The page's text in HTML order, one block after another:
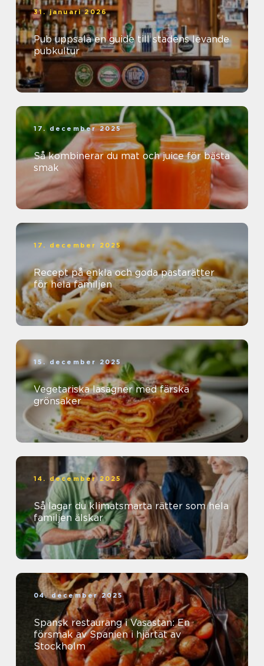
31. januari 2026
Pub uppsala en guide till stadens levande
pubkultur
17. december 2025
Så kombinerar du mat och juice för bästa
smak
17. december 2025
Recept på enkla och goda pastarätter
för hela familjen
15. december 2025
Vegetariska lasagner med färska
grönsaker
14. december 2025
Så lagar du klimatsmarta rätter som hela
familjen älskar
04. december 2025
Spansk restaurang i Vasastan: En
försmak av Spanien i hjärtat av
Stockholm